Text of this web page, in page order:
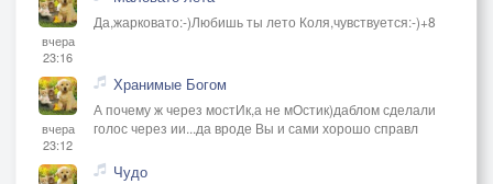
вчера
23:16
Да,жарковато:-)Любишь ты лето Коля,чувствуется:-)+8
вчера
23:12
Хранимые Богом
А почему ж через мостИк,а не мОстик)даблом сделали
голос через ии...да вроде Вы и сами хорошо справл
Чудо